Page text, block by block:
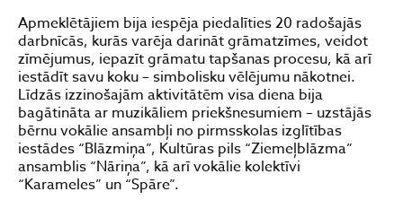
Apmeklētājiem bija iespēja piedalīties 20 radošajās
darbnīcās, kurās varēja darināt grāmatzīmes, veidot
zīmējumus, iepazīt grāmatu tapšanas procesu, kā arī
iestādīt savu koku – simbolisku vēlējumu nākotnei.
Līdzās izzinošajām aktivitātēm visa diena bija
bagātināta ar muzikāliem priekšnesumiem – uzstājās
bērnu vokālie ansambļi no pirmsskolas izglītības
iestādes “Blāzmiņa”, Kultūras pils “Ziemeļblāzma”
ansamblis “Nāriņa”, kā arī vokālie kolektīvi
“Karameles” un “Spāre”.